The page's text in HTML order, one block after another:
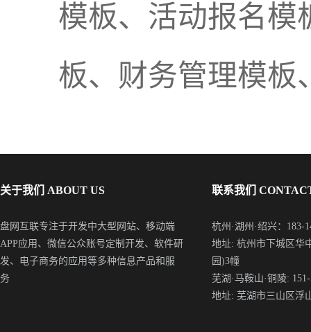
模板、活动报名模
板、财务管理模板
关于我们 ABOUT US
盘网互联专注于开发中大型网站、移动端
APP应用、微信公众账号定制开发、软件研
发、电子商务的应用等多种信息产品和服
务
联系我们
杭州·湖州·绍兴：183-
地址: 杭州市下城区华
园)3幢
芜湖·马鞍山·铜陵:
地址: 芜湖市三山区浮